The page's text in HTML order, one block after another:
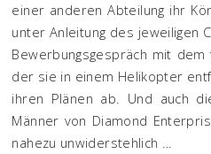
einer anderen Abteilung ihr
unter Anleitung des jeweiligen
Bewerbungsgespräch mit
der sie in einem Helikopter
ihren Plänen ab. Und auch
Männer von Diamond
nahezu unwiderstehlich …